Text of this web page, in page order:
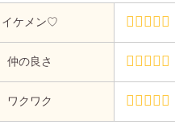
イケメン♡
仲の良さ
ワクワク